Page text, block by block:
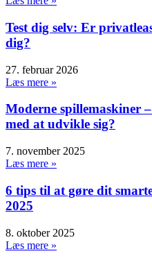
Test dig selv: Er
dig?
27. februar 2026
Læs mere »
Moderne spillemaskiner
med at udvikle sig?
7. november 2025
Læs mere »
6 tips til at gøre dit
2025
8. oktober 2025
Læs mere »